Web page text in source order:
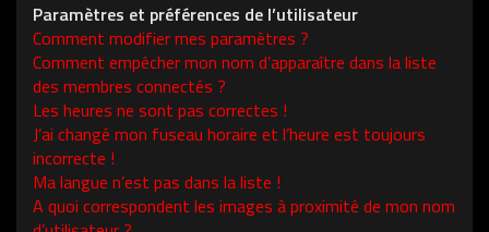
Paramètres et préférences de l’utilisateur
Comment modifier mes paramètres ?
Comment empêcher mon nom d’apparaître dans la liste
des membres connectés ?
Les heures ne sont pas correctes !
J’ai changé mon fuseau horaire et l’heure est toujours
incorrecte !
Ma langue n’est pas dans la liste !
A quoi correspondent les images à proximité de mon nom